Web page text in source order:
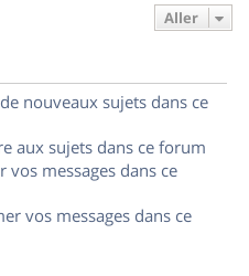
Aller
nouveaux sujets dans ce
aux sujets dans ce forum
vos messages dans ce
vos messages dans ce